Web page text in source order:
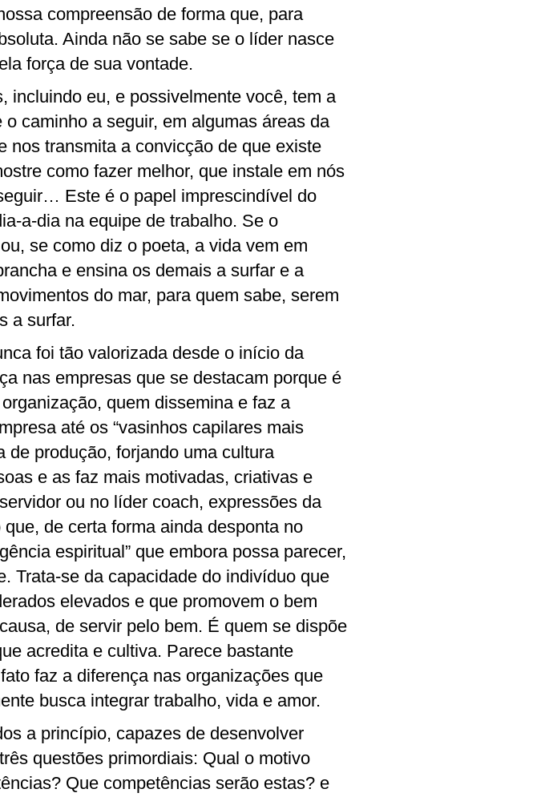
compreensão de forma que, para
Ainda não se sabe se o líder nasce
força de sua vontade.
incluindo eu, e possivelmente você, tem a
caminho a seguir, em algumas áreas da
transmita a convicção de que existe
como fazer melhor, que instale em nós
Este é o papel imprescindível do
a-dia na equipe de trabalho. Se o
se como diz o poeta, a vida vem em
e ensina os demais a surfar e a
do mar, para quem sabe, serem
a surfar.
foi tão valorizada desde o início da
nas empresas que se destacam porque é
quem dissemina e faz a
até os “vasinhos capilares mais
de produção, forjando uma cultura
e as faz mais motivadas, criativas e
ou no líder coach, expressões da
de certa forma ainda desponta no
espiritual” que embora possa parecer,
Trata-se da capacidade do indivíduo que
elevados e que promovem o bem
de servir pelo bem. É quem se dispõe
acredita e cultiva. Parece bastante
faz a diferença nas organizações que
busca integrar trabalho, vida e amor.
a princípio, capazes de desenvolver
questões primordiais: Qual o motivo
Que competências serão estas? e